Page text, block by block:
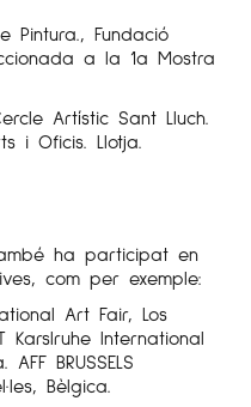
Pintura., Fundació
a la 1a Mostra
Artístic Sant Lluch.
i Oficis. Llotja.
ha participat en
com per exemple:
Art Fair, Los
Karslruhe International
BRUSSELS
Bèlgica.